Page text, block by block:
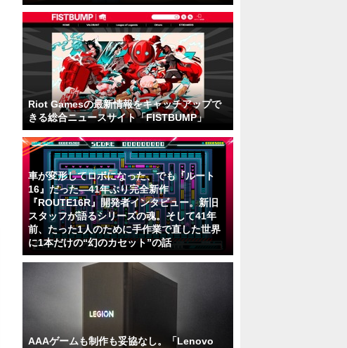
Riot Gamesの最新情報をキャッチアップで
きる総合ニュースサイト「FISTBUMP」
車が変形してロボになった、でも『ルート
16』だった―41年ぶり完全新作
『ROUTE16R』開発者インタビュー。新旧
スタッフが語るシリーズの魂。そして41年
前、たった1人のために手作業で直した世界
に1本だけの“幻のカセット”の話
AAAゲームも制作も妥協なし。「Lenovo